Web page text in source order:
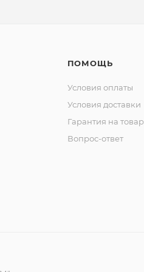
ПОМОЩЬ
Условия оплаты
Условия доставки
Гарантия на товар
Вопрос-ответ